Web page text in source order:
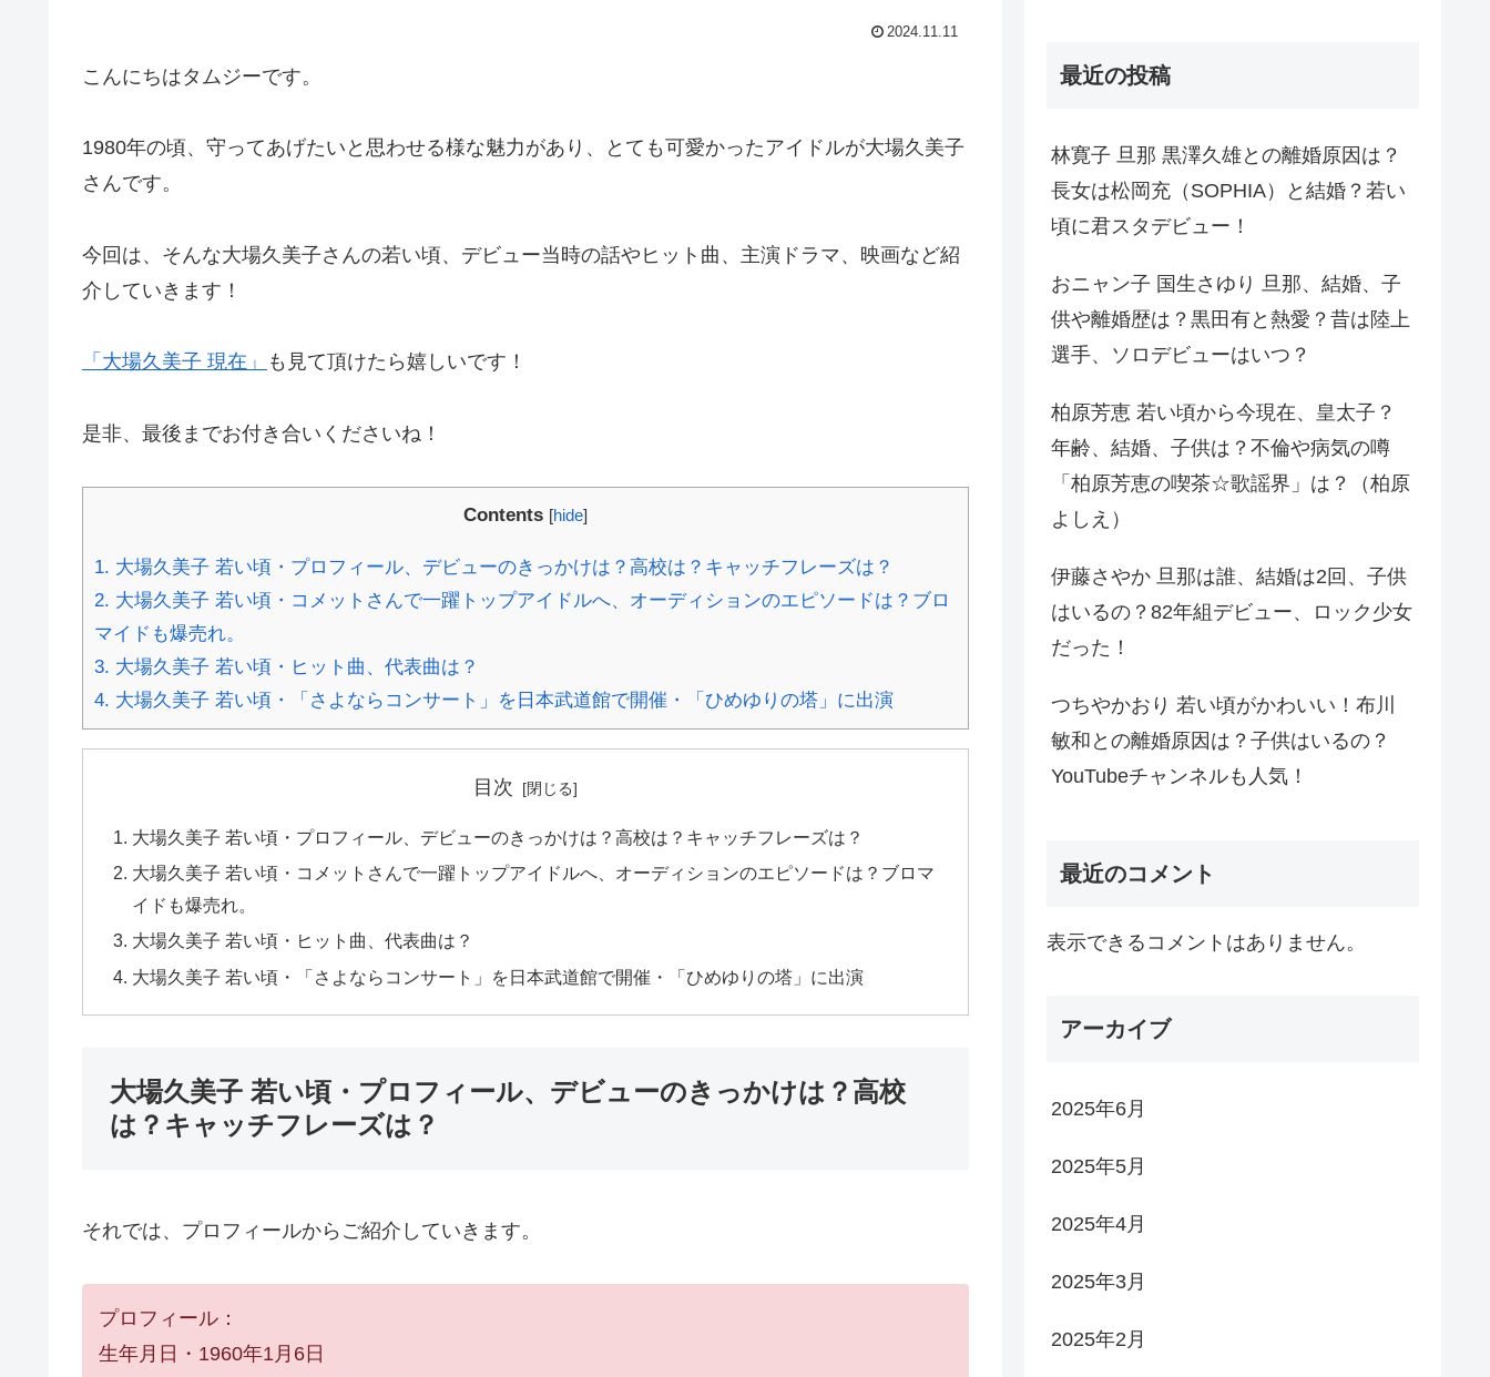
2024.11.11
こんにちはタムジーです。
1980年の頃、守ってあげたいと思わせる様な魅力があり、とても可愛かったアイドルが大場久美子
さんです。
今回は、そんな大場久美子さんの若い頃、デビュー当時の話やヒット曲、主演ドラマ、映画など紹
介していきます！
「大場久美子 現在」 も見て頂けたら嬉しいです！
是非、最後までお付き合いくださいね！
Contents [hide]
1. 大場久美子 若い頃・プロフィール、デビューのきっかけは？高校は？キャッチフレーズは？
2. 大場久美子 若い頃・コメットさんで一躍トップアイドルへ、オーディションのエピソードは？ブロ
マイドも爆売れ。
3. 大場久美子 若い頃・ヒット曲、代表曲は？
4. 大場久美子 若い頃・「さよならコンサート」を日本武道館で開催・「ひめゆりの塔」に出演
目次
大場久美子 若い頃・プロフィール、デビューのきっかけは？高校は？キャッチフレーズは？
大場久美子 若い頃・コメットさんで一躍トップアイドルへ、オーディションのエピソードは？ブロマ
イドも爆売れ。
大場久美子 若い頃・ヒット曲、代表曲は？
大場久美子 若い頃・「さよならコンサート」を日本武道館で開催・「ひめゆりの塔」に出演
大場久美子 若い頃・プロフィール、デビューのきっかけは？高校
は？キャッチフレーズは？
それでは、プロフィールからご紹介していきます。
プロフィール：
生年月日・1960年1月6日
最近の投稿
林寛子 旦那 黒澤久雄との離婚原因は？
長女は松岡充（SOPHIA）と結婚？若い
頃に君スタデビュー！
おニャン子 国生さゆり 旦那、結婚、子
供や離婚歴は？黒田有と熱愛？昔は陸上
選手、ソロデビューはいつ？
柏原芳恵 若い頃から今現在、皇太子？
年齢、結婚、子供は？不倫や病気の噂
「柏原芳恵の喫茶☆歌謡界」は？（柏原
よしえ）
伊藤さやか 旦那は誰、結婚は2回、子供
はいるの？82年組デビュー、ロック少女
だった！
つちやかおり 若い頃がかわいい！布川
敏和との離婚原因は？子供はいるの？
YouTubeチャンネルも人気！
最近のコメント
表示できるコメントはありません。
アーカイブ
2025年6月
2025年5月
2025年4月
2025年3月
2025年2月